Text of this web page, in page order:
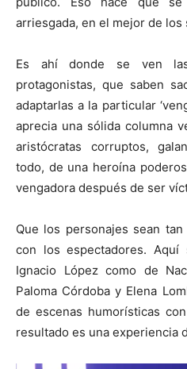
arriesgada, en el mejor de los
Es ahí donde se ven
protagonistas, que saben
adaptarlas a la particular
aprecia una sólida columna
aristócratas corruptos,
todo, de una heroína
vengadora después de ser
Que los personajes sean
con los espectadores.
Ignacio López como de
Paloma Córdoba y Elena
de escenas humorísticas
resultado es una experiencia